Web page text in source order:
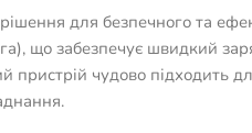
для безпечного та
що забезпечує швидкий
чудово підходить